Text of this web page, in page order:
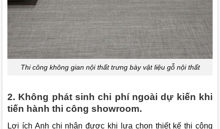
Thi công không gian nội thất trưng bày vật liệu gỗ nội thất
2. Không phát sinh chi phí ngoài dự kiến khi
tiến hành thi công showroom.
Lợi ích Anh chị nhận được khi lựa chọn thiết kế thi công